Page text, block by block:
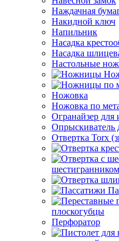
Наждачная
Накидной ключ
Напильник
Насадка
Насадка
Настольные
Ножовка
Ножовка по
Огранайзер для
Опрыскиватель
Отвертка Torx
шестигранником
плоскогубцы
Перфоратор